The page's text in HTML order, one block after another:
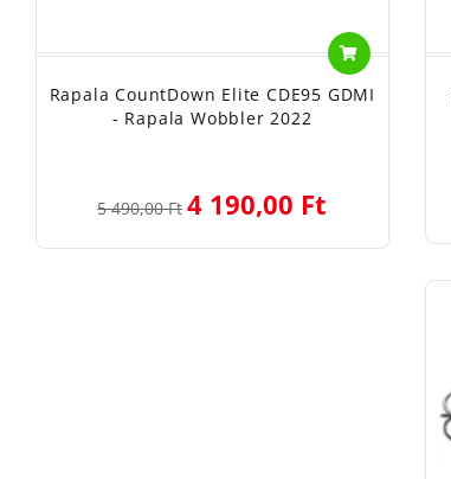
Rapala CountDown Elite CDE95 GDMI
- Rapala Wobbler 2022
5 490,00 Ft 4 190,00 Ft